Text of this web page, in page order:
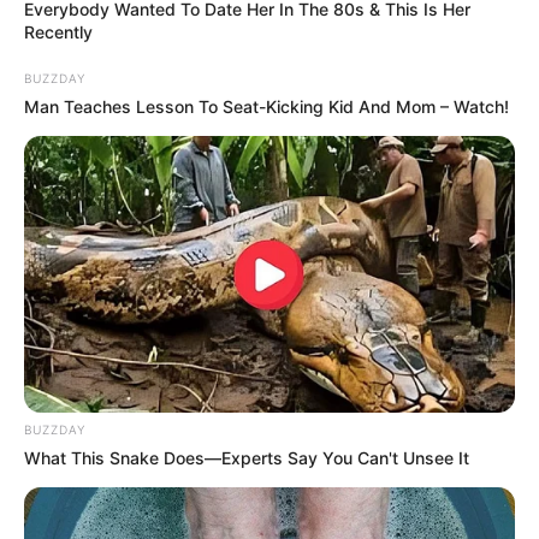
również scenariusz.
Everybody Wanted To Date Her In The 80s & This Is Her
Recently
BUZZDAY
Man Teaches Lesson To Seat-Kicking Kid And Mom – Watch!
BUZZDAY
What This Snake Does—Experts Say You Can't Unsee It